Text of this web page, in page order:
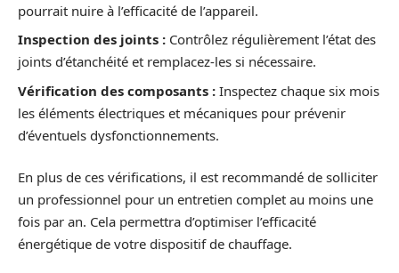
pourrait nuire à l’efficacité de l’appareil.
Inspection des joints : Contrôlez régulièrement l’état des
joints d’étanchéité et remplacez-les si nécessaire.
Vérification des composants : Inspectez chaque six mois
les éléments électriques et mécaniques pour prévenir
d’éventuels dysfonctionnements.
En plus de ces vérifications, il est recommandé de solliciter
un professionnel pour un entretien complet au moins une
fois par an. Cela permettra d’optimiser l’efficacité
énergétique de votre dispositif de chauffage.